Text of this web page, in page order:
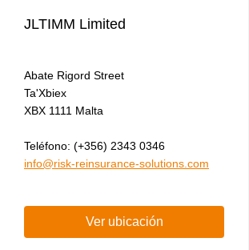
JLTIMM Limited
Abate Rigord Street
Ta'Xbiex
XBX 1111 Malta
Teléfono: (+356) 2343 0346
info@risk-reinsurance-solutions.com
Ver ubicación